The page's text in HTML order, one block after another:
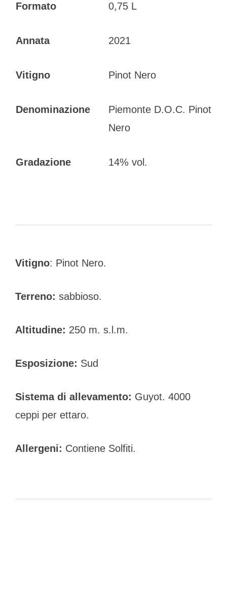
Formato 0,75 L
Annata 2021
Vitigno Pinot Nero
Denominazione
Piemonte D.O.C. Pinot
Nero
Gradazione 14% vol.
Vitigno: Pinot Nero.
Terreno: sabbioso.
Altitudine: 250 m. s.l.m.
Esposizione: Sud
Sistema di allevamento: Guyot. 4000
ceppi per ettaro.
Allergeni: Contiene Solfiti.